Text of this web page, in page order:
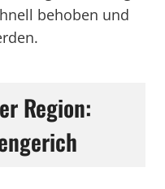
behoben und
Region: